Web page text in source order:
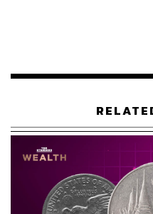
บอนนี เกลเซอร์ ผู้อำนวยกา
German Marshall Fund ชี้ว่
แน่นอนของทรัมป์ที่กำลังจะ
พร้อมที่จะเจรจาและทำข้อ
ทรัมป์ แต่ในขณะเดียวกันก็เ
ทรัมป์ยังยืนกรานเพิ่มภาษีสิ